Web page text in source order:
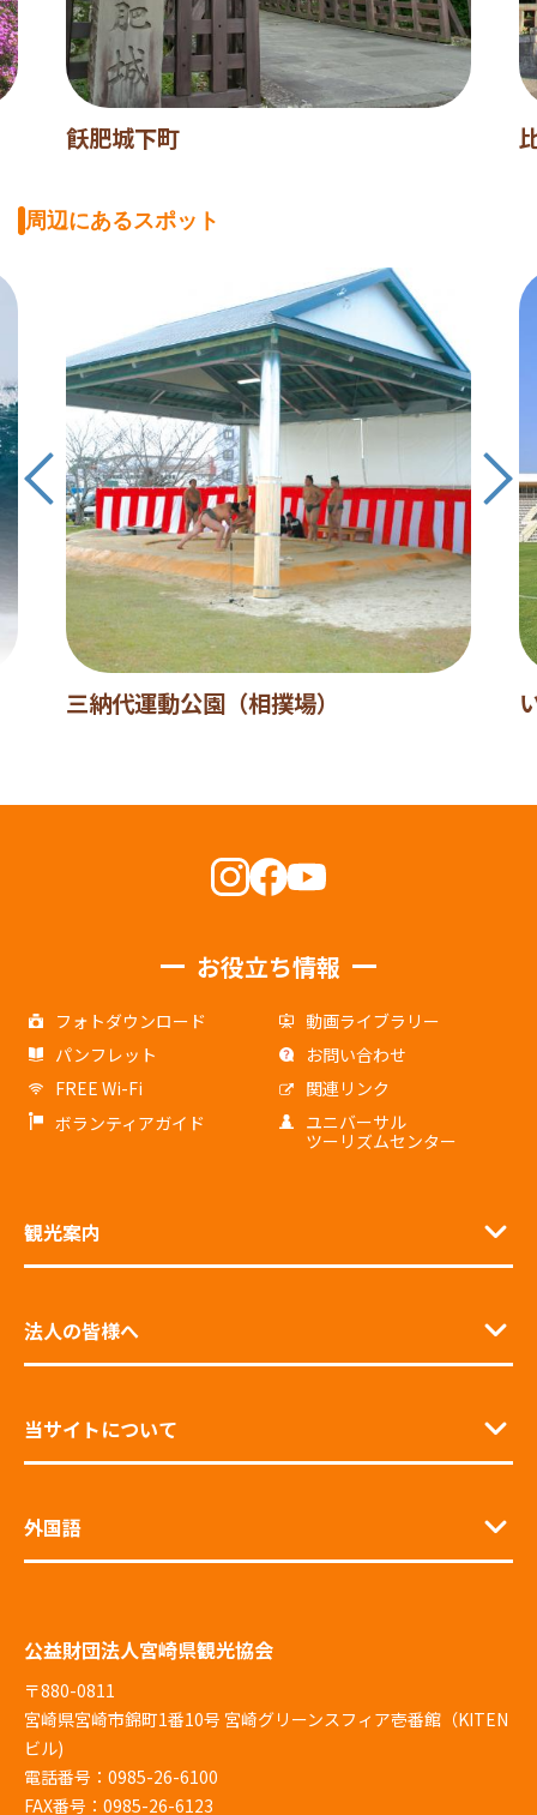
飫肥城下町
周辺にあるスポット
三納代運動公園（相撲場）
お役立ち情報
フォトダウンロード
動画ライブラリー
パンフレット
お問い合わせ
FREE Wi-Fi
関連リンク
ボランティアガイド
ユニバーサル
ツーリズムセンター
観光案内
法人の皆様へ
当サイトについて
外国語
公益財団法人宮崎県観光協会
〒880-0811
宮崎県宮崎市錦町1番10号 宮崎グリーンスフィア壱番館（KITEN
ビル)
電話番号：0985-26-6100
FAX番号：0985-26-6123